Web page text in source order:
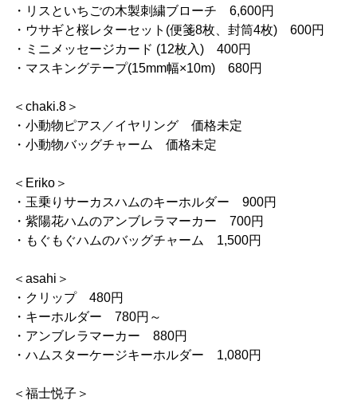
・リスといちごの木製刺繍ブローチ 6,600円
・ウサギと桜レターセット(便箋8枚、封筒4枚) 600円
・ミニメッセージカード (12枚入) 400円
・マスキングテープ(15mm幅×10m) 680円
＜chaki.8＞
・小動物ピアス／イヤリング 価格未定
・小動物バッグチャーム 価格未定
＜Eriko＞
・玉乗りサーカスハムのキーホルダー 900円
・紫陽花ハムのアンブレラマーカー 700円
・もぐもぐハムのバッグチャーム 1,500円
＜asahi＞
・クリップ 480円
・キーホルダー 780円～
・アンブレラマーカー 880円
・ハムスターケージキーホルダー 1,080円
＜福士悦子＞